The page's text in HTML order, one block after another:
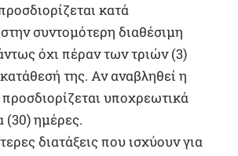
κατά
συντομότερη διαθέσιμη
όχι πέραν των τριών (3)
της. Αν αναβληθεί η
υποχρεωτικά
(30) ημέρες.
διατάξεις που ισχύουν για